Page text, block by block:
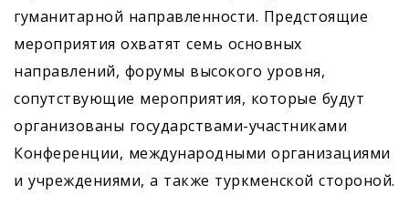
гуманитарной направленности. Предстоящие
мероприятия охватят семь основных
направлений, форумы высокого уровня,
сопутствующие мероприятия, которые будут
организованы государствами-участниками
Конференции, международными организациями
и учреждениями, а также туркменской стороной.